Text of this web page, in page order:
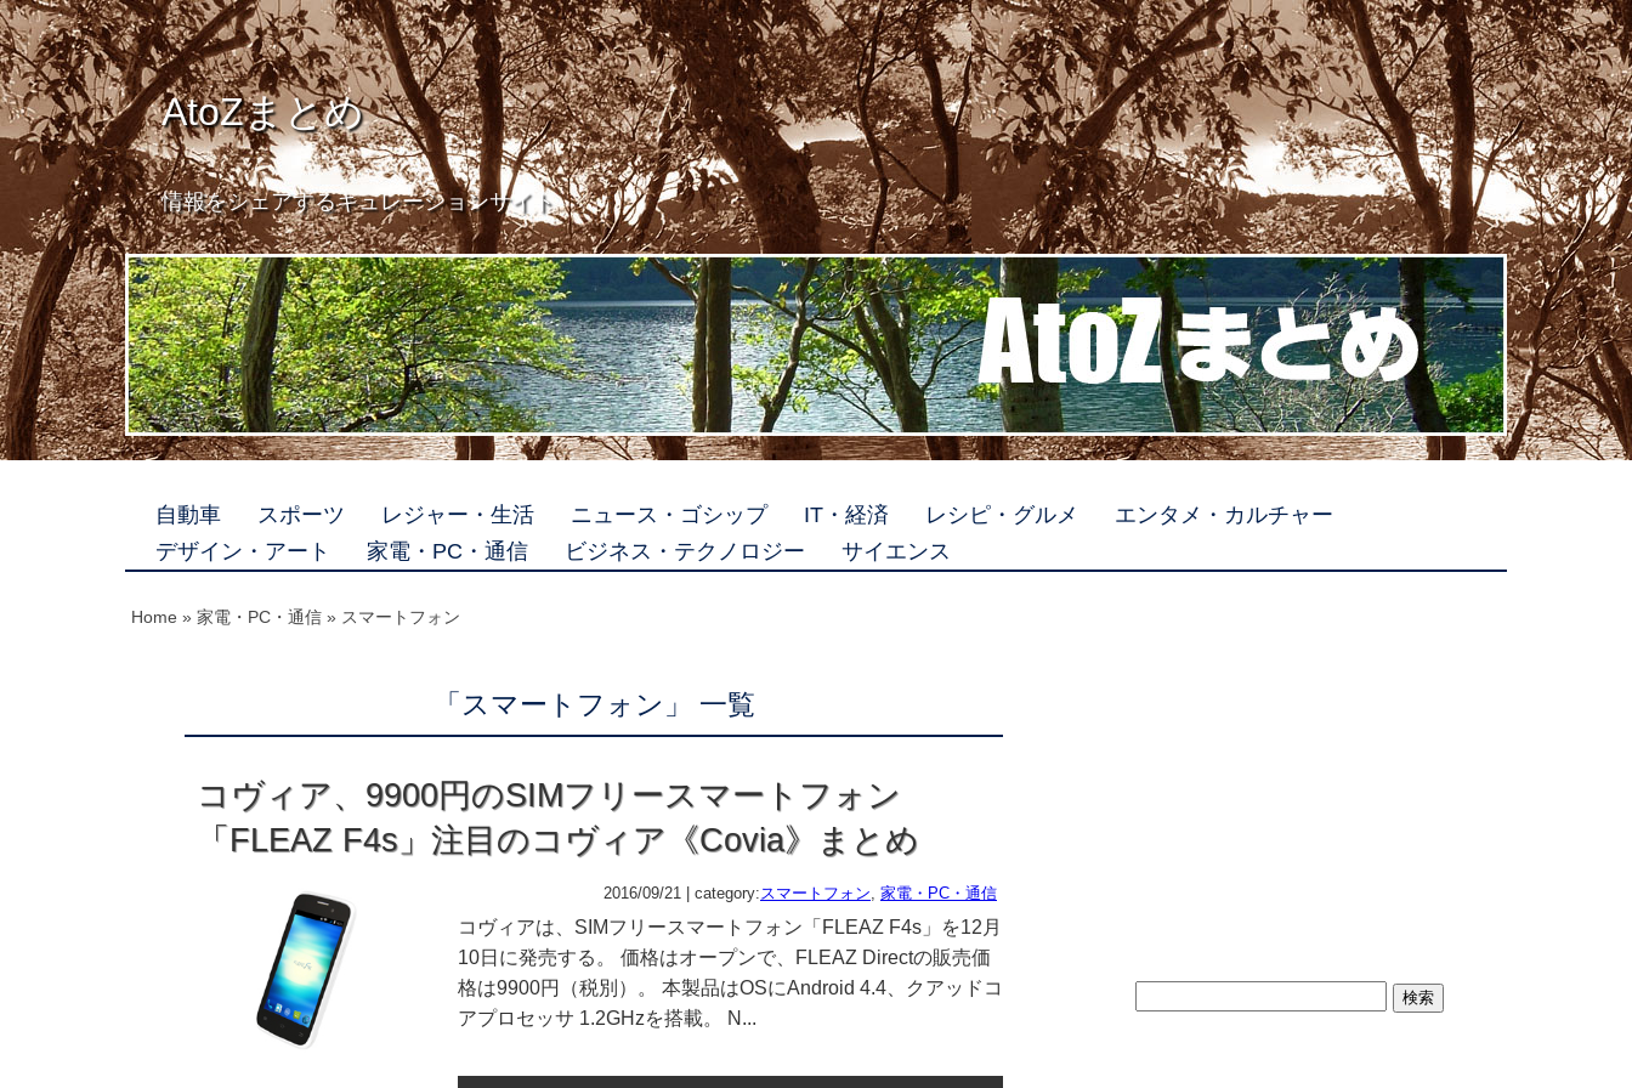
AtoZまとめ
情報をシェアするキュレーションサイト
自動車 スポーツ レジャー・生活 ニュース・ゴシップ IT・経済 レシピ・グルメ
エンタメ・カルチャー
デザイン・アート
家電・PC・通信 ビジネス・テクノロジー サイエンス
Home » 家電・PC・通信 » スマートフォン
「スマートフォン」 一覧
コヴィア、9900円のSIMフリースマートフォン
「FLEAZ F4s」注目のコヴィア《Covia》まとめ
2016/09/21 | category:スマートフォン, 家電・PC・通信
コヴィアは、SIMフリースマートフォン「FLEAZ F4s」を12月
10日に発売する。 価格はオープンで、FLEAZ Directの販売価
格は9900円（税別）。 本製品はOSにAndroid 4.4、クアッドコ
アプロセッサ 1.2GHzを搭載。 N...